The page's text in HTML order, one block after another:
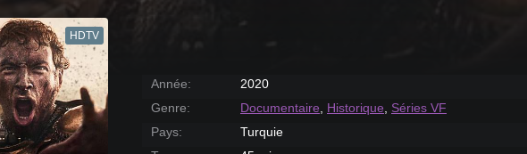
Musical
Policier
2017
2016
HDTV
Année:
2020
Genre:
Documentaire, Historique, Séries VF
Pays:
Turquie